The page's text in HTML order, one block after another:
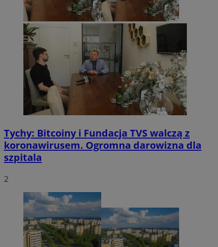
Tychy: Bitcoiny i Fundacja TVS walczą z
koronawirusem. Ogromna darowizna dla
szpitala
2